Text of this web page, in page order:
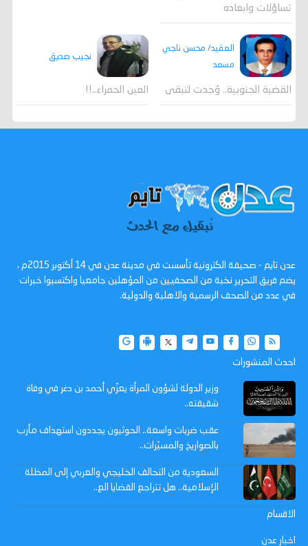
تساؤلات وابعاده
العقيد/ محسن ناجي
مسعد
القضية الجنوبية.. وُجدت لتبقى
نجيب صديق
العين الحمراء..!!
عدن تايم - صحيفة الكترونية تأسست في مدينة عدن في 14 أكتوبر 2015م ،
يضم فريق التحرير نخبة من الصحفيين من المؤهلين جامعيا واكتسبوا خبرات
في عدد من الصحف الرسمية والاهلية والدولية.
احدث المنشورات
وزير الدولة لشؤون المرأة يعزّي أحمد بن دغر في وفاة
شقيقته..
عقب ضربات واسعة.. الحوثيون يجددون استهداف مأرب
بالصواريخ والمسيّرات..
السعودية من التحالف الخليجي والعربي إلى المظلة
الإسلامية.. هل تتراجع القضايا الع..
الاقسام
اخبار عدن